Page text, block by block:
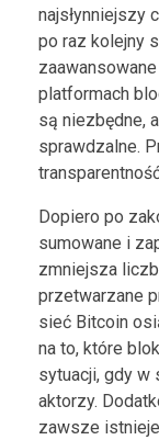
najsłynniejszy
po raz kolejny
platformach
są niezbędne,
sprawdzalne.
Dopiero po
sumowane i
zmniejsza
przetwarzane
sieć Bitcoin
na to, które
sytuacji, gdy w
aktorzy.
zawsze